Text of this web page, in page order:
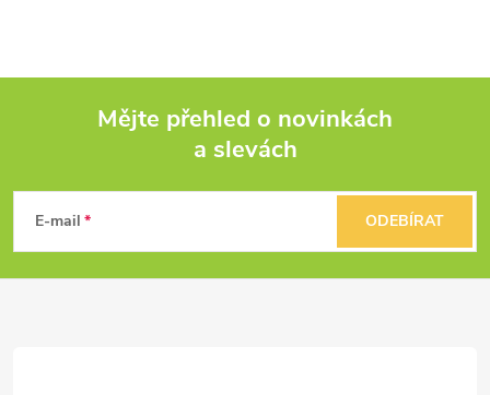
p
Mějte přehled o novinkách
a slevách
E-mail ODEBÍRAT